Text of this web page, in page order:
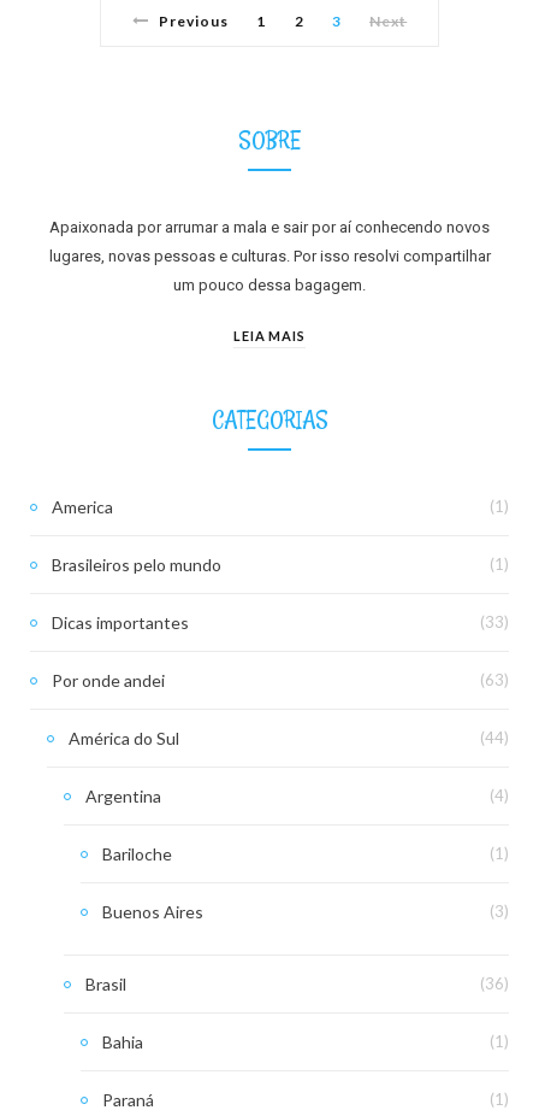
Previous 1 2 3 Next
SOBRE
Apaixonada por arrumar a mala e sair por aí conhecendo novos
lugares, novas pessoas e culturas. Por isso resolvi compartilhar
um pouco dessa bagagem.
LEIA MAIS
CATEGORIAS
America (1)
Brasileiros pelo mundo (1)
Dicas importantes (33)
Por onde andei (63)
América do Sul (44)
Argentina (4)
Bariloche (1)
Buenos Aires (3)
Brasil (36)
Bahia (1)
Paraná (1)